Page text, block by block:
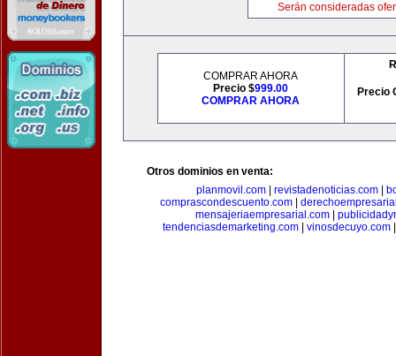
Serán consideradas
COMPRAR AHORA
Precio $999.00
COMPRAR AHORA
Precio
Otros dominios en venta:
planmovil.com| revistadenoticias.com|
comprascondescuento.com
mensajeriaempresarial.com|
tendenciasdemarketing.com| vinosdecuyo.com